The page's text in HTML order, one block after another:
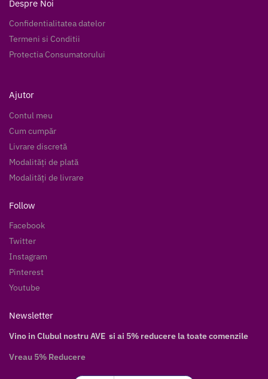
Despre Noi
Confidentialitatea datelor
Termeni si Conditii
Protectia Consumatorului
Ajutor
Contul meu
Cum cumpăr
Livrare discretă
Modalități de plată
Modalități de livrare
Follow
Facebook
Twitter
Instagram
Pinterest
Youtube
Newsletter
Vino in Clubul nostru AVE si ai 5% reducere la toate comenzile
Vreau 5% Reducere